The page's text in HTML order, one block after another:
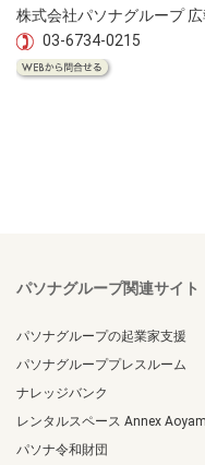
株式会社パソナグループ
03-6734-0215
パソナグループ関連サイト
パソナグループの起業家支援
パソナグループプレスルーム
ナレッジバンク
レンタルスペース Annex
パソナ令和財団